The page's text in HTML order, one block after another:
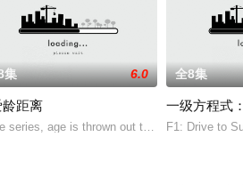
基，家族世代传承。他们拥有充满抱负的
中，打造一家独具风格特色的田园餐厅。内
集 6.0
距离
series, age is thrown out the window when
全8集
一级方程式
F1: Drive to